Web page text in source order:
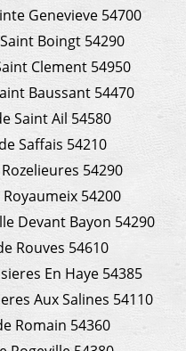
Genevieve 54700
Boingt 54290
Clement 54950
Baussant 54470
Saint Ail 54580
Saffais 54210
54290
54200
Devant Bayon 54290
Rouves 54610
En Haye 54385
Aux Salines 54110
Romain 54360